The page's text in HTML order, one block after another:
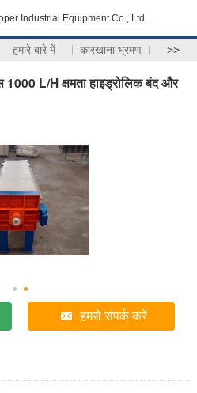
Industrial Equipment Co., Ltd.
हमारे बारे में कारखाना भ्रमण >>
L/H क्षमता हाइड्रोलिक बंद और
हमसे संपर्क करें